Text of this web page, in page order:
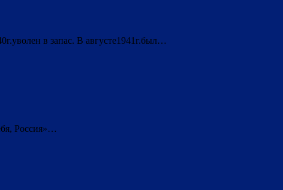
в запас. В августе1941г.был…
Россия»…